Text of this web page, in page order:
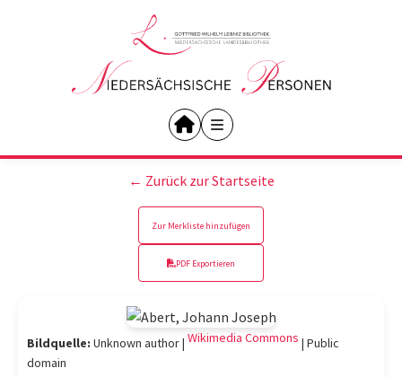
← Zurück zur Startseite
Zur Merkliste hinzufügen
PDF Exportieren
Bildquelle: Unknown author | Wikimedia Commons | Public
domain